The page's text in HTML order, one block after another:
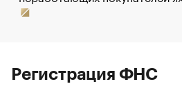
Регистрация ФНС